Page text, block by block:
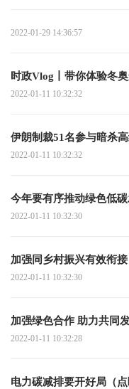
2022-01-29 14:36:57
时政Vlog丨带你体验冬
2022-01-11 10:32:32
伊朗制裁51名参与暗杀
2022-01-11 10:32:32
今年要有序推动绿色低
2022-01-11 10:32:30
加强同乡村振兴有效衔接
2022-01-11 10:32:30
加强绿色合作 助力共同
2022-01-11 10:32:28
电力碳减排要开好局（点